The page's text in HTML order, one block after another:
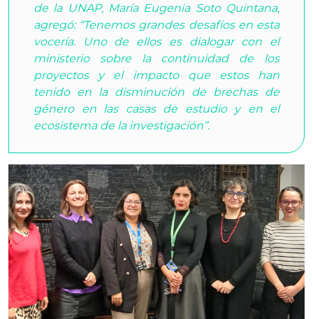
de la UNAP, María Eugenia Soto Quintana,
agregó: “Tenemos grandes desafíos en esta
vocería. Uno de ellos es dialogar con el
ministerio sobre la continuidad de los
proyectos y el impacto que estos han
tenido en la disminución de brechas de
género en las casas de estudio y en el
ecosistema de la investigación”.